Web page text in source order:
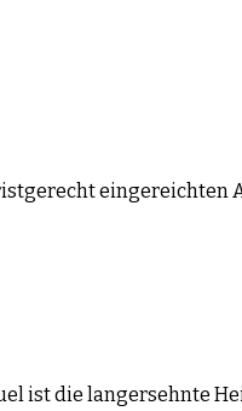
eingereichten
ist die langersehnte